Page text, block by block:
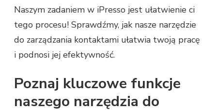
Naszym zadaniem w iPresso jest ułatwienie ci
tego procesu! Sprawdźmy, jak nasze narzędzie
do zarządzania kontaktami ułatwia twoją pracę
i podnosi jej efektywność.
Poznaj kluczowe funkcje
naszego narzędzia do